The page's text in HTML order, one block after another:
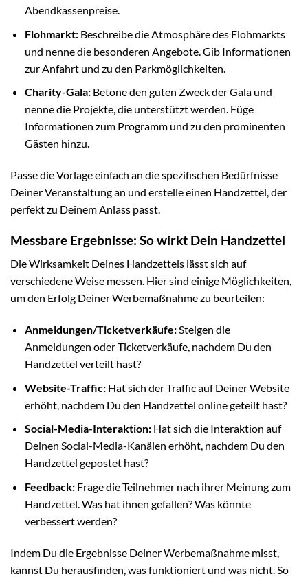
Abendkassenpreise.
Flohmarkt:Beschreibe die Atmosphäre des Flohmarkts
und nenne die besonderen Angebote. Gib Informationen
zur Anfahrt und zu den Parkmöglichkeiten.
Charity-Gala:Betone den guten Zweck der Gala und
nenne die Projekte, die unterstützt werden. Füge
Informationen zum Programm und zu den prominenten
Gästen hinzu.
Passe die Vorlage einfach an die spezifischen Bedürfnisse
Deiner Veranstaltung an und erstelle einen Handzettel, der
perfekt zu Deinem Anlass passt.
Messbare Ergebnisse: So wirkt Dein Handzettel
Die Wirksamkeit Deines Handzettels lässt sich auf
verschiedene Weise messen. Hier sind einige Möglichkeiten,
um den Erfolg Deiner Werbemaßnahme zu beurteilen:
Anmeldungen/Ticketverkäufe:Steigen die
Anmeldungen oder Ticketverkäufe, nachdem Du den
Handzettel verteilt hast?
Website-Traffic:Hat sich der Traffic auf Deiner Website
erhöht, nachdem Du den Handzettel online geteilt hast?
Social-Media-Interaktion:Hat sich die Interaktion auf
Deinen Social-Media-Kanälen erhöht, nachdem Du den
Handzettel gepostet hast?
Feedback:Frage die Teilnehmer nach ihrer Meinung zum
Handzettel. Was hat ihnen gefallen? Was könnte
verbessert werden?
Indem Du die Ergebnisse Deiner Werbemaßnahme misst,
kannst Du herausfinden, was funktioniert und was nicht. So